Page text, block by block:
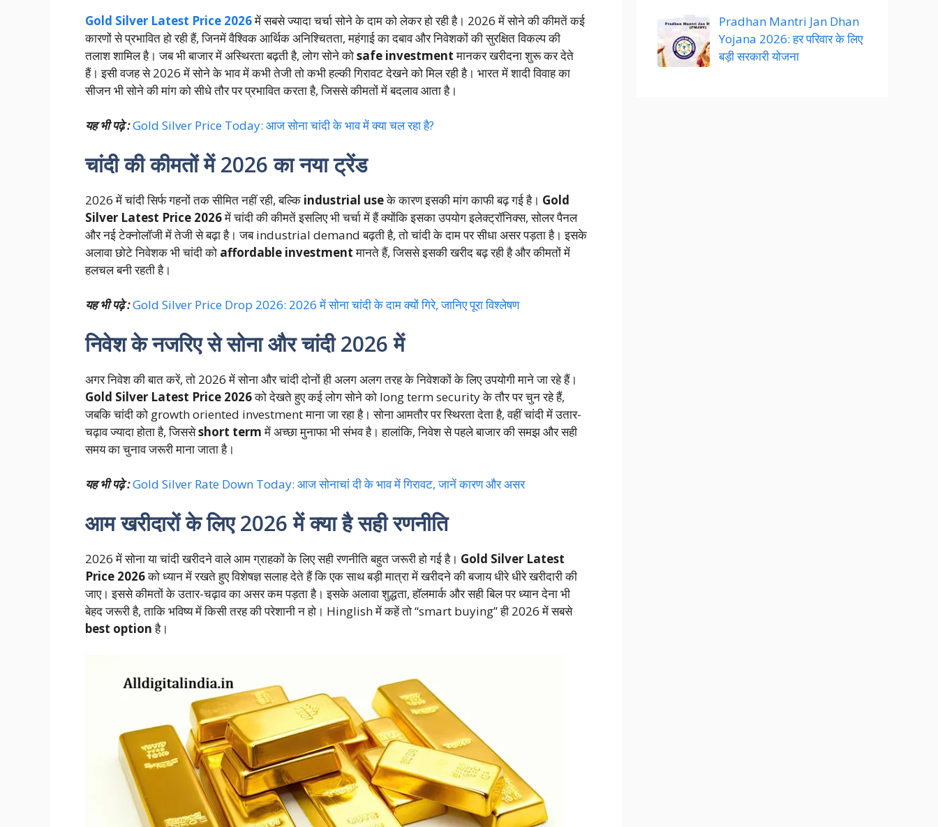
Gold Silver Latest Price 2026में सबसे ज्यादा चर्चा सोने के दाम को लेकर हो रही है। 2026 में सोने की कीमतें कई
कारणों से प्रभावित हो रही हैं, जिनमें वैश्विक आर्थिक अनिश्चितता, महंगाई का दबाव और निवेशकों की सुरक्षित विकल्प की
तलाश शामिल है। जब भी बाजार में अस्थिरता बढ़ती है, लोग सोने कोsafe investmentमानकर खरीदना शुरू कर देते
हैं। इसी वजह से 2026 में सोने के भाव में कभी तेजी तो कभी हल्की गिरावट देखने को मिल रही है। भारत में शादी विवाह का
सीजन भी सोने की मांग को सीधे तौर पर प्रभावित करता है, जिससे कीमतों में बदलाव आता है।
यह भी पढ़े :Gold Silver Price Today: आज सोना चांदी के भाव में क्या चल रहा है?
चांदी की कीमतों में 2026 का नया ट्रेंड
2026 में चांदी सिर्फ गहनों तक सीमित नहीं रही, बल्कि industrial useके कारण इसकी मांग काफी बढ़ गई है। Gold
Silver Latest Price 2026में चांदी की कीमतें इसलिए भी चर्चा में हैं क्योंकि इसका उपयोग इलेक्ट्रॉनिक्स, सोलर पैनल
और नई टेक्नोलॉजी में तेजी से बढ़ा है। जब industrial demand बढ़ती है, तो चांदी के दाम पर सीधा असर पड़ता है। इसके
अलावा छोटे निवेशक भी चांदी को affordable investmentमानते हैं, जिससे इसकी खरीद बढ़ रही है और कीमतों में
हलचल बनी रहती है।
यह भी पढ़े :Gold Silver Price Drop 2026: 2026 में सोना चांदी के दाम क्यों गिरे, जानिए पूरा विश्लेषण
निवेश के नजरिए से सोना और चांदी 2026 में
अगर निवेश की बात करें, तो 2026 में सोना और चांदी दोनों ही अलग अलग तरह के निवेशकों के लिए उपयोगी माने जा रहे हैं।
Gold Silver Latest Price 2026को देखते हुए कई लोग सोने को long term security के तौर पर चुन रहे हैं,
जबकि चांदी को growth oriented investment माना जा रहा है। सोना आमतौर पर स्थिरता देता है, वहीं चांदी में उतार-
चढ़ाव ज्यादा होता है, जिससेshort termमें अच्छा मुनाफा भी संभव है। हालांकि, निवेश से पहले बाजार की समझ और सही
समय का चुनाव जरूरी माना जाता है।
यह भी पढ़े :Gold Silver Rate Down Today: आज सोनाचां दी के भाव में गिरावट, जानें कारण और असर
आम खरीदारों के लिए 2026 में क्या है सही रणनीति
2026 में सोना या चांदी खरीदने वाले आम ग्राहकों के लिए सही रणनीति बहुत जरूरी हो गई है। Gold Silver Latest
Price 2026को ध्यान में रखते हुए विशेषज्ञ सलाह देते हैं कि एक साथ बड़ी मात्रा में खरीदने की बजाय धीरे धीरे खरीदारी की
जाए। इससे कीमतों के उतार-चढ़ाव का असर कम पड़ता है। इसके अलावा शुद्धता, हॉलमार्क और सही बिल पर ध्यान देना भी
बेहद जरूरी है, ताकि भविष्य में किसी तरह की परेशानी न हो। Hinglish में कहें तो “smart buying” ही 2026 में सबसे
best optionहै।
Pradhan Mantri Jan Dhan
Yojana 2026: हर परिवार के लिए
बड़ी सरकारी योजना